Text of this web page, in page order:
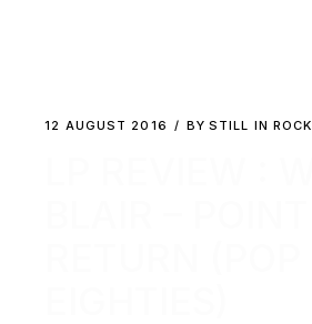
12 AUGUST 2016 BY STILL IN ROCK